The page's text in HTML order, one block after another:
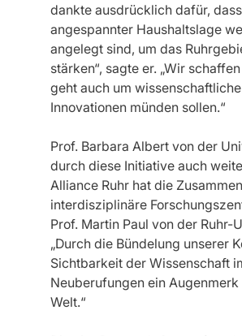
dankte ausdrücklich dafür,
angespannter Haushaltslage
angelegt sind, um das
stärken“, sagte er. „Wir
geht auch um
Innovationen münden sollen.“
Prof. Barbara Albert von der
durch diese Initiative auch
Alliance Ruhr hat die
interdisziplinäre
Prof. Martin Paul von der
„Durch die Bündelung unserer
Sichtbarkeit der Wissenschaft
Neuberufungen ein
Welt.“